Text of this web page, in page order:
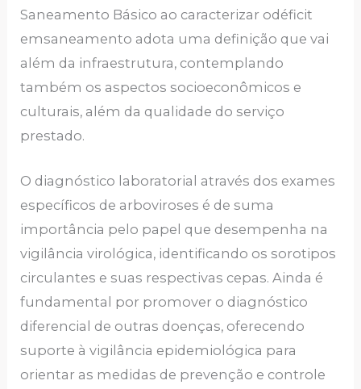
Saneamento Básico ao caracterizar odéficit
emsaneamento adota uma definição que vai
além da infraestrutura, contemplando
também os aspectos socioeconômicos e
culturais, além da qualidade do serviço
prestado.
O diagnóstico laboratorial através dos exames
específicos de arboviroses é de suma
importância pelo papel que desempenha na
vigilância virológica, identificando os sorotipos
circulantes e suas respectivas cepas. Ainda é
fundamental por promover o diagnóstico
diferencial de outras doenças, oferecendo
suporte à vigilância epidemiológica para
orientar as medidas de prevenção e controle